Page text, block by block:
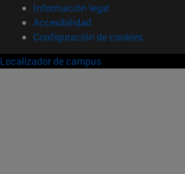
Información legal
Accesibilidad
Configuración de cookies
Localizador de campus